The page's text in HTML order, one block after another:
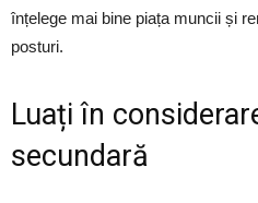
înțelege mai bine piața muncii și
posturi.
Luați în
secundară